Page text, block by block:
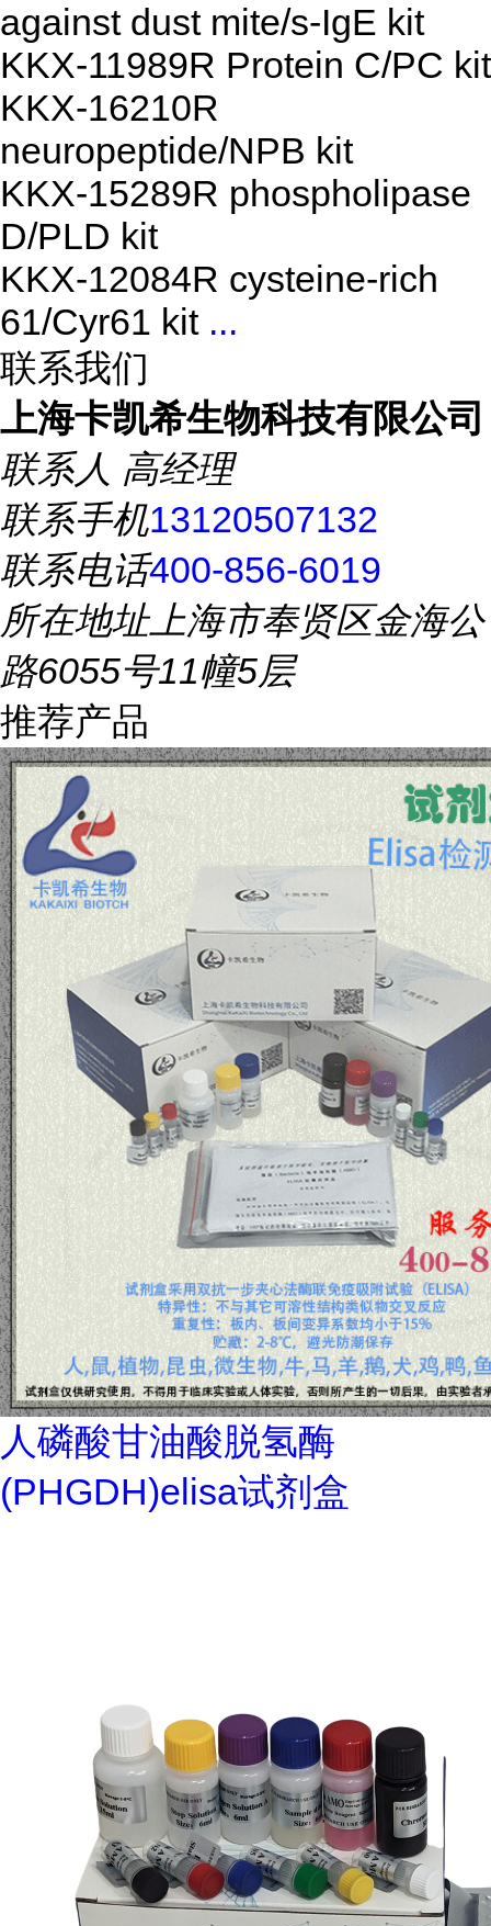
against dust mite/s-IgE kit
KKX-11989R Protein C/PC kit
KKX-16210R
neuropeptide/NPB kit
KKX-15289R phospholipase
D/PLD kit
KKX-12084R cysteine-rich
61/Cyr61 kit ...
联系我们
上海卡凯希生物科技有限公司
联系人 高经理
联系手机13120507132
联系电话400-856-6019
所在地址上海市奉贤区金海公
路6055号11幢5层
推荐产品
人磷酸甘油酸脱氢酶
(PHGDH)elisa试剂盒